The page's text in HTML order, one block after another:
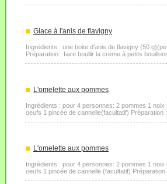
Glace à l'anis de flavigny
Ingrédients : une boite d'anis de flavigny (50
Préparation : faire boullir la creme à petits
L'omelette aux pommes
Ingrédients : pour 4 personnes: 2 pommes 1
oeufs 1 pincée de cannelle(facultatif)
L'omelette aux pommes
Ingrédients : pour 4 personnes: 2 pommes 1
oeufs 1 pincée de cannelle (facultatif)